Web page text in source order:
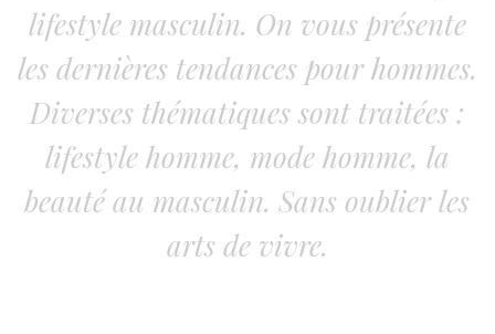
lifestyle masculin. On vous présente
les dernières tendances pour hommes.
Diverses thématiques sont traitées :
lifestyle homme, mode homme, la
beauté au masculin. Sans oublier les
arts de vivre.